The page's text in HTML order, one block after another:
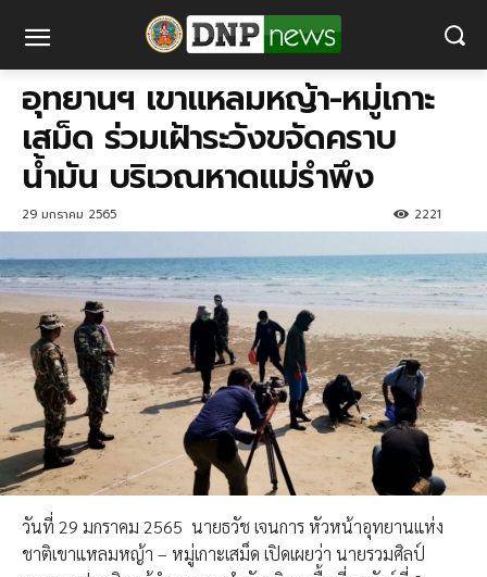
อุทยานฯ เขาแหลมหญ้า-หมู่เกาะ
เสม็ด ร่วมเฝ้าระวังขจัดคราบ
น้ำมัน บริเวณหาดแม่รำพึง
29 มกราคม 2565 2221
วันที่ 29 มกราคม 2565 นายธวัช เจนการ หัวหน้าอุทยานแห่ง
ชาติเขาแหลมหญ้า – หมู่เกาะเสม็ด เปิดเผยว่า นายรวมศิลป์